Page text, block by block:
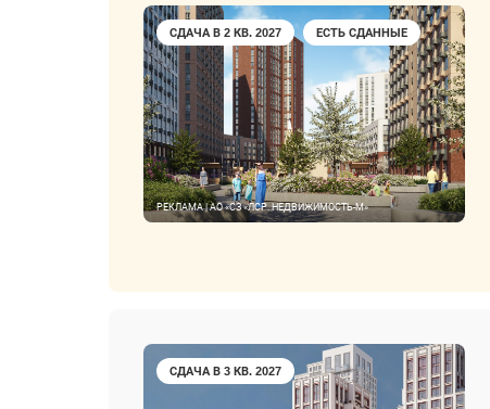
СДАЧА В 2 КВ. 2027 ЕСТЬ СДАННЫЕ
РЕКЛАМА | АО «СЗ «ЛСР. НЕДВИЖИМОСТЬ-М»
СДАЧА В 3 КВ. 2027